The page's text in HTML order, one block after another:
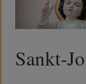
Sankt-